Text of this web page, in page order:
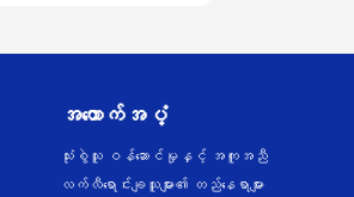
အထောက်အပံ့
သုံးစွဲသူ ဝန်ဆောင်မှုနှင့် အကူအညီ
လက်လီရောင်းချသူများ၏ တည်နေရာများ